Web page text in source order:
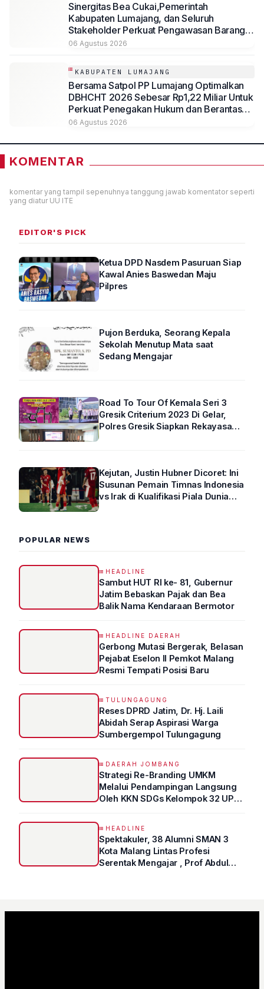
Sinergitas Bea Cukai,Pemerintah
Kabupaten Lumajang, dan Seluruh
Stakeholder Perkuat Pengawasan Barang
Kena Cukai Ilegal Melalui Pemanfaatan
06 Agustus 2026
KABUPATEN LUMAJANG
Bersama Satpol PP Lumajang Optimalkan
DBHCHT 2026 Sebesar Rp1,22 Miliar Untuk
Perkuat Penegakan Hukum dan Berantas
Rokok Ilegal
06 Agustus 2026
KOMENTAR
komentar yang tampil sepenuhnya tanggung jawab komentator seperti
yang diatur UU ITE
EDITOR'S PICK
Ketua DPD Nasdem Pasuruan Siap
Kawal Anies Baswedan Maju
Pilpres
Pujon Berduka, Seorang Kepala
Sekolah Menutup Mata saat
Sedang Mengajar
Road To Tour Of Kemala Seri 3
Gresik Criterium 2023 Di Gelar,
Polres Gresik Siapkan Rekayasa
Kejutan, Justin Hubner Dicoret: Ini
Susunan Pemain Timnas Indonesia
vs Irak di Kualifikasi Piala Dunia
POPULAR NEWS
HEADLINE
Sambut HUT RI ke- 81, Gubernur
Jatim Bebaskan Pajak dan Bea
Balik Nama Kendaraan Bermotor
HEADLINE DAERAH
Gerbong Mutasi Bergerak, Belasan
Pejabat Eselon II Pemkot Malang
Resmi Tempati Posisi Baru
TULUNGAGUNG
Reses DPRD Jatim, Dr. Hj. Laili
Abidah Serap Aspirasi Warga
Sumbergempol Tulungagung
DAERAH JOMBANG
Strategi Re-Branding UMKM
Melalui Pendampingan Langsung
Oleh KKN SDGs Kelompok 32 UPN
HEADLINE
Spektakuler, 38 Alumni SMAN 3
Kota Malang Lintas Profesi
Serentak Mengajar , Prof Abdul